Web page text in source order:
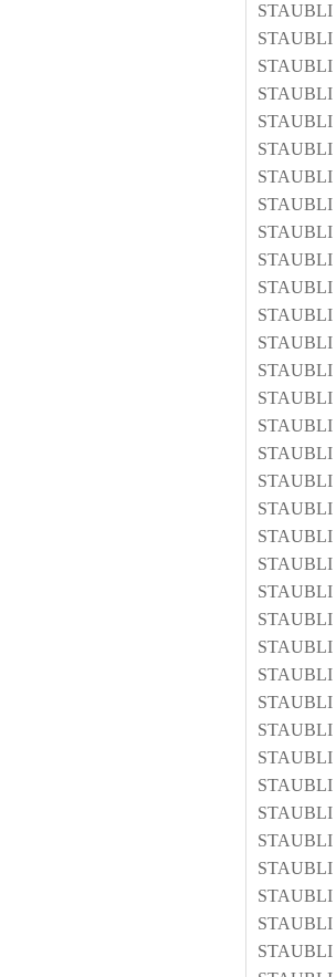
STAUBLI
STAUBLI
STAUBLI
STAUBLI
STAUBLI
STAUBLI
STAUBLI
STAUBLI
STAUBLI
STAUBLI
STAUBLI
STAUBLI
STAUBLI
STAUBLI
STAUBLI
STAUBLI
STAUBLI
STAUBLI
STAUBLI
STAUBLI
STAUBLI
STAUBLI
STAUBLI
STAUBLI
STAUBLI
STAUBLI
STAUBLI
STAUBLI
STAUBLI
STAUBLI
STAUBLI
STAUBLI
STAUBLI
STAUBLI
STAUBLI